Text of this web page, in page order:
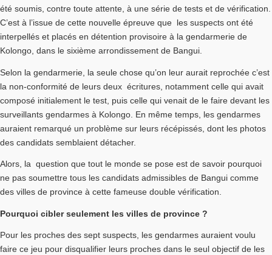
été soumis, contre toute attente, à une série de tests et de vérification.
C’est à l’issue de cette nouvelle épreuve que les suspects ont été
interpellés et placés en détention provisoire à la gendarmerie de
Kolongo, dans le sixième arrondissement de Bangui.
Selon la gendarmerie, la seule chose qu’on leur aurait reprochée c’est
la non-conformité de leurs deux écritures, notamment celle qui avait
composé initialement le test, puis celle qui venait de le faire devant les
surveillants gendarmes à Kolongo. En même temps, les gendarmes
auraient remarqué un problème sur leurs récépissés, dont les photos
des candidats semblaient détacher.
Alors, la question que tout le monde se pose est de savoir pourquoi
ne pas soumettre tous les candidats admissibles de Bangui comme
des villes de province à cette fameuse double vérification.
Pourquoi cibler seulement les villes de province ?
Pour les proches des sept suspects, les gendarmes auraient voulu
faire ce jeu pour disqualifier leurs proches dans le seul objectif de les